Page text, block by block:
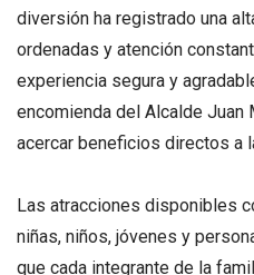
diversión ha registrado una
ordenadas y atención
experiencia segura y
encomienda del Alcalde Juan
acercar beneficios directos a
Las atracciones disponibles
niñas, niños, jóvenes y
que cada integrante de la